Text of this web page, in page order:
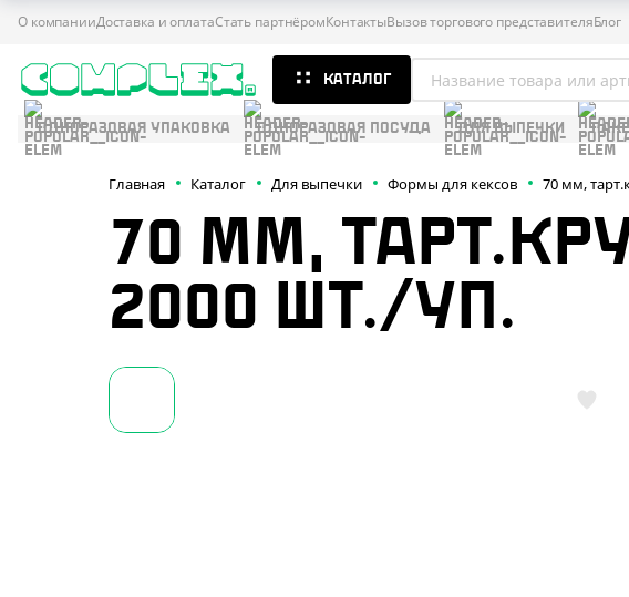
О компанииДоставка и оплатаСтать партнёромКонтактыВызов торгового представителяБлог
КАТАЛОГ
ОДНОРАЗОВАЯ УПАКОВКА ОДНОРАЗОВАЯ ПОСУДА ДЛЯ ВЫПЕЧКИ
Главная Каталог Для выпечки Формы для кексов 70 мм,
70 ММ,
2000 ШТ./УП.